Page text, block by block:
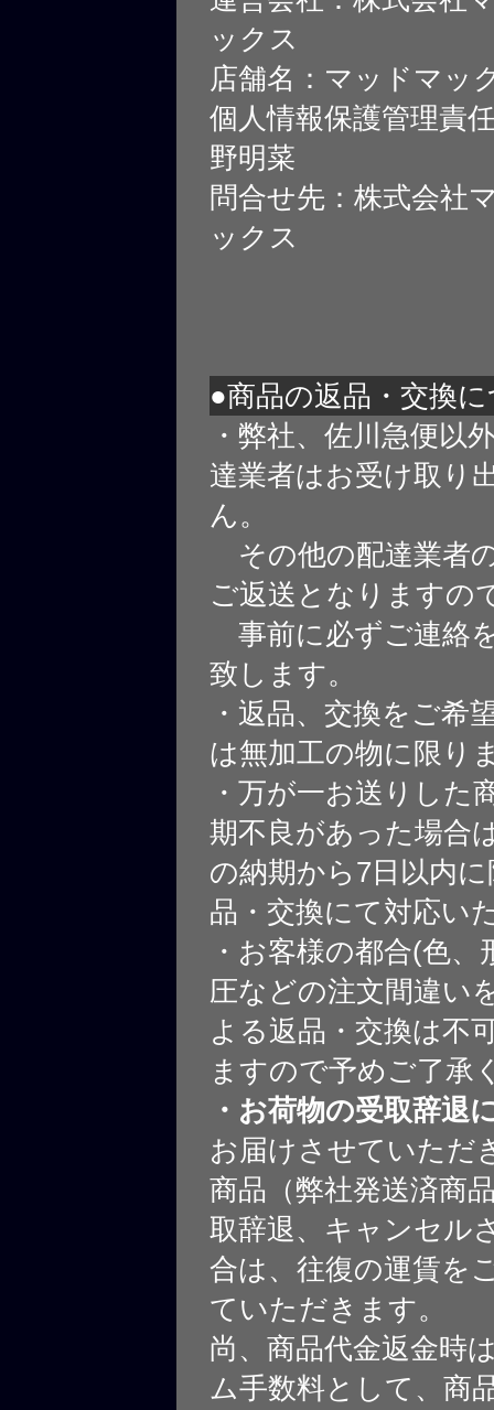
ックス
店舗名：マッドマッ
個人情報保護管理責
野明菜
問合せ先：株式会社
ックス
●商品の返品・交換
・弊社、佐川急便以
達業者はお受け取り
ん。
その他の配達業者
ご返送となりますの
事前に必ずご連絡
致します。
・返品、交換をご希
は無加工の物に限り
・万が一お送りした
期不良があった場合
の納期から7日以内
品・交換にて対応い
・お客様の都合(色、
圧などの注文間違い
よる返品・交換は不
ますので予めご了承
・お荷物の受取辞退
お届けさせていただ
商品（弊社発送済商
取辞退、キャンセル
合は、往復の運賃を
ていただきます。
尚、商品代金返金時
ム手数料として、商